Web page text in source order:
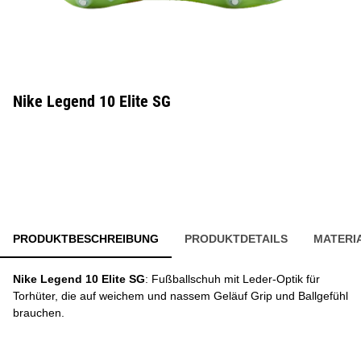
Nike Legend 10 Elite SG
PRODUKTBESCHREIBUNG PRODUKTDETAILS
Nike Legend 10 Elite SG: Fußballschuh mit Leder-Optik für
Torhüter, die auf weichem und nassem Geläuf Grip und Ballgefühl
brauchen.